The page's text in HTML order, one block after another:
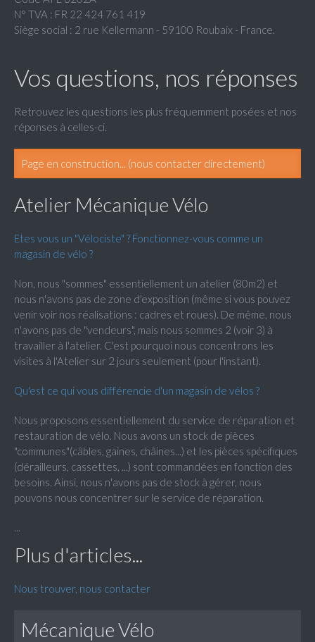
N° TVA : FR 22 424 761 419
Siège social : 2 rue Kellermann - 59100 Roubaix - France.
Vos questions, nos réponses
Retrouvez les questions les plus fréquemment posées et nos
réponses à celles-ci.
Page en construction... (nous contacter directement)
Atelier Mécanique Vélo
Etes vous un "Vélociste" ? Fonctionnez-vous comme un
magasin de vélo ?
Non, nous "sommes" essentiellement un atelier (80m2) et
nous n'avons pas de zone d'exposition (même si vous pouvez
venir voir nos réalisations : cadres et roues). De même, nous
n'avons pas de "vendeurs", mais nous sommes 2 (voir 3) à
travailler à l'atelier. C'est pourquoi nous concentrons les
visites à l'Atelier sur 2 jours seulement (pour l'instant).
Qu'est ce qui vous différencie d'un magasin de vélos ?
Nous proposons essentiellement du service de réparation et
restauration de vélo. Nous avons un stock de pièces
"communes"(câbles, gaines, châines...) et les pièces spécifiques
(dérailleurs, cassettes, ...) sont commandées en fonction des
besoins. Ainsi, nous n'avons pas de stock à gérer, nous
pouvons nous concentrer sur le service de réparation.
...
Plus d'articles...
Nous trouver, nous contacter
Mécanique Vélo